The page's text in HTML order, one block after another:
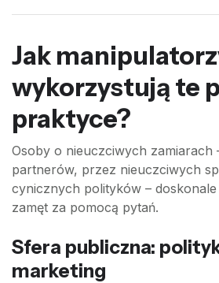
Jak
wykorzystują te
praktyce?
Osoby o nieuczciwych zamiarach
partnerów, przez nieuczciwych
cynicznych polityków – doskonale
zamęt za pomocą pytań.
Sfera publiczna:
marketing